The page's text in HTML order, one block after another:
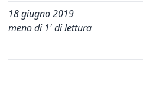
18 giugno 2019
meno di 1' di lettura